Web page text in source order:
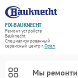
FIX-BAUKNECHT
Ремонт устройств
Bauknecht
Специализированный
cервисный центр г.Орёл
Мы